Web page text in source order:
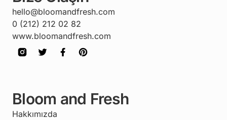
hello@bloomandfresh.com
0 (212) 212 02 82
www.bloomandfresh.com
Bloom and Fresh
Hakkımızda